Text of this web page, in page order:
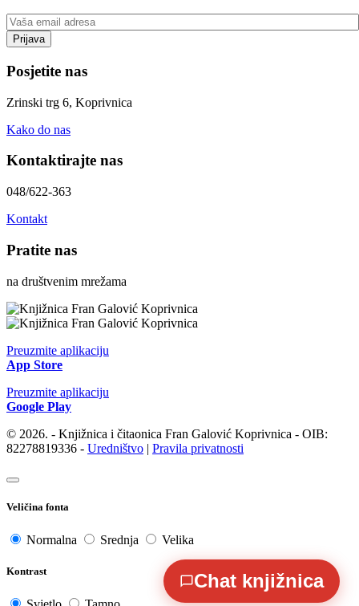
Posjetite nas
Zrinski trg 6, Koprivnica
Kako do nas
Kontaktirajte nas
048/622-363
Kontakt
Pratite nas
na društvenim mrežama
Preuzmite aplikaciju
App Store
Preuzmite aplikaciju
Google Play
© 2026. - Knjižnica i čitaonica Fran Galović Koprivnica - OIB:
82278819336 - Uredništvo | Pravila privatnosti
Veličina fonta
Normalna Srednja Velika
Kontrast Chat knjižnica